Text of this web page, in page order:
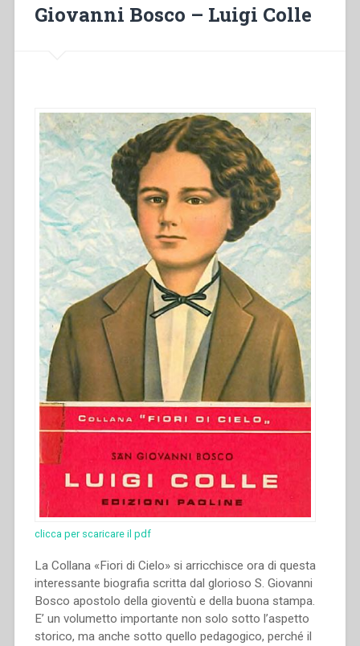
sueño
diamantes”
Giovanni Bosco – Luigi Colle
clicca per scaricare il pdf
La Collana «Fiori di Cielo» si arricchisce ora di questa
interessante biografia scritta dal glorioso S. Giovanni
Bosco apostolo della gioventù e della buona stampa.
E’ un volumetto importante non solo sotto l’aspetto
storico, ma anche sotto quello pedagogico, perché il